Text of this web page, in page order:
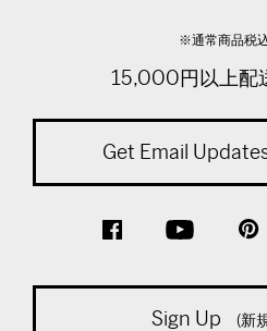
※通常商品税
15,000円以上配
Get Email
Sign Up (新